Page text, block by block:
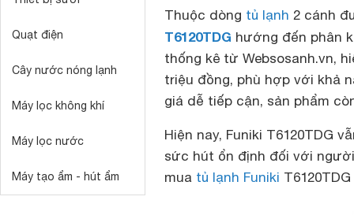
Quạt điện
Cây nước nóng lạnh
Máy lọc không khí
Máy lọc nước
Máy tạo ẩm - hút ẩm
Thuộc dòng tủ lạnh 2 cánh
T6120TDG hướng đến phân
thống kê từ Websosanh.vn,
triệu đồng, phù hợp với khả
giá dễ tiếp cận, sản phẩm
Hiện nay, Funiki T6120TDG
sức hút ổn định đối với
mua tủ lạnh Funiki